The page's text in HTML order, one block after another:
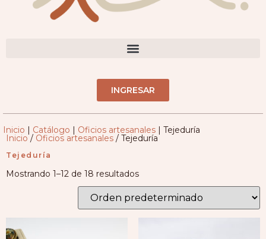
INGRESAR
Inicio | Catálogo | Oficios artesanales | Tejeduría
Inicio/ Oficios artesanales / Tejeduría
Tejeduría
Mostrando 1–12 de 18 resultados